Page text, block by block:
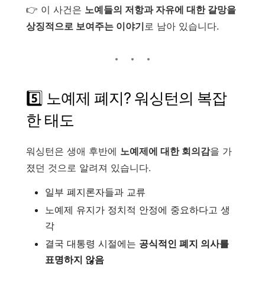
👉 이 사건은 노예들의 저항과 자유에 대한 갈망을
상징적으로 보여주는 이야기 로 남아 있습니다.
5️⃣ 노예제 폐지? 워싱턴의 복잡
한 태도
워싱턴은 생애 후반에 노예제에 대한 회의감을 가
졌던 것으로 알려져 있습니다.
일부 폐지론자들과 교류
노예제 유지가 정치적 안정에 중요하다고 생
각
결국 대통령 시절에는 공식적인 폐지 의사를
표명하지 않음